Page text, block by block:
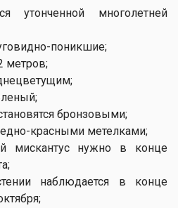
утонченной многолетней
поникшие;
метров;
бронзовыми;
красными метелками;
мискантус нужно в конце
наблюдается в конце